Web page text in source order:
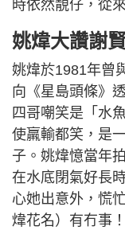
時依然靚仔，從
姚煒大讚謝
姚煒於1981年曾
向《星島頭條》
四哥嘲笑是「水
使羸輸都笑，是
子。姚煒憶當年
在水底閉氣好長
心她出意外，慌
煒花名）有冇事